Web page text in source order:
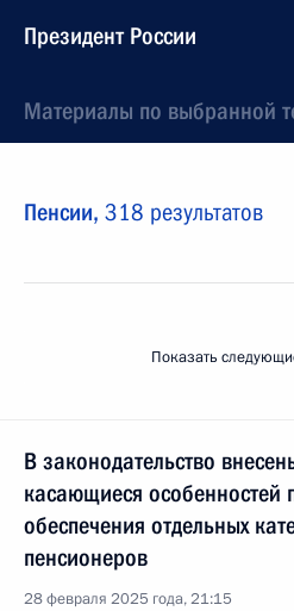
Президент России
Материалы по выбранной
Пенсии, 318 результатов
Показать
В законодательство
касающиеся особенностей
обеспечения отдельных
пенсионеров
28 февраля 2025 года, 21:15